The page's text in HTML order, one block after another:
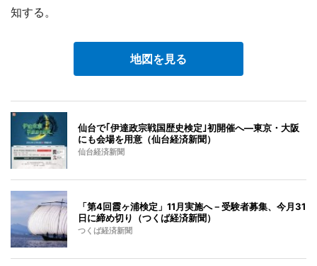
知する。
地図を見る
仙台で｢伊達政宗戦国歴史検定｣初開催へ―東京・大阪
にも会場を用意（仙台経済新聞）
仙台経済新聞
「第4回霞ヶ浦検定」11月実施へ－受験者募集、今月31
日に締め切り（つくば経済新聞）
つくば経済新聞